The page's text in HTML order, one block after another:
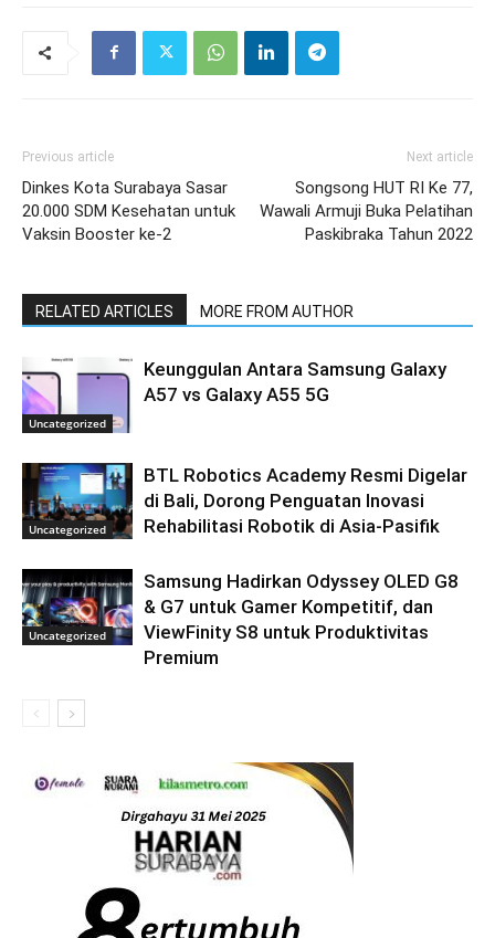
Previous article
Dinkes Kota Surabaya Sasar
20.000 SDM Kesehatan untuk
Vaksin Booster ke-2
Next article
Songsong HUT RI Ke 77,
Wawali Armuji Buka Pelatihan
Paskibraka Tahun 2022
RELATED ARTICLES MORE FROM AUTHOR
Uncategorized
Keunggulan Antara Samsung Galaxy
A57 vs Galaxy A55 5G
Uncategorized
BTL Robotics Academy Resmi Digelar
di Bali, Dorong Penguatan Inovasi
Rehabilitasi Robotik di Asia-Pasifik
Uncategorized
Samsung Hadirkan Odyssey OLED G8
& G7 untuk Gamer Kompetitif, dan
ViewFinity S8 untuk Produktivitas
Premium